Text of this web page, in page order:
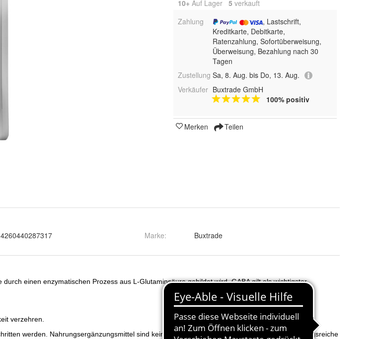
10+ Auf Lager 5 verkauft
Zahlung
, Lastschrift,
Kreditkarte, Debitkarte,
Ratenzahlung, Sofortüberweisung,
Überweisung, Bezahlung nach 30
Tagen
Zustellung Sa, 8. Aug. bis Do, 13. Aug.
Verkäufer Buxtrade GmbH
100% positiv
Merken Teilen
4260440287317 Marke: Buxtrade